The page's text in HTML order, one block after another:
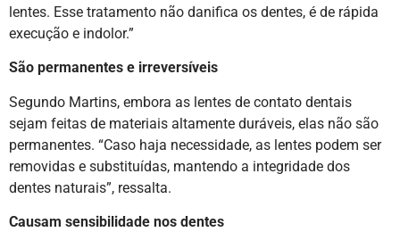
lentes. Esse tratamento não danifica os dentes, é de rápida
execução e indolor.”
São permanentes e irreversíveis
Segundo Martins, embora as lentes de contato dentais
sejam feitas de materiais altamente duráveis, elas não são
permanentes. “Caso haja necessidade, as lentes podem ser
removidas e substituídas, mantendo a integridade dos
dentes naturais”, ressalta.
Causam sensibilidade nos dentes